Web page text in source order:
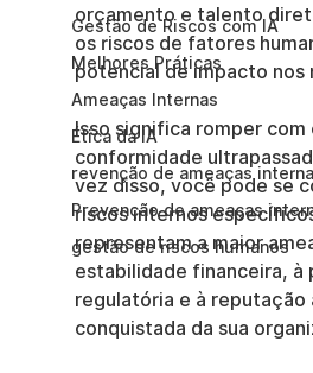
Gestão de Riscos com IA
Melhores Práticas
Ameaças Internas
Ética da IA
revenção de ameaças
Prevenção de ameaças
gestão de riscos humanos
orçamento e talento
os riscos de fatores
potencial de impacto nos
Isso significa romper com
conformidade
vez disso, você pode se
riscos internos
representam a maior
estabilidade financeira, à
regulatória e à reputação
conquistada da sua